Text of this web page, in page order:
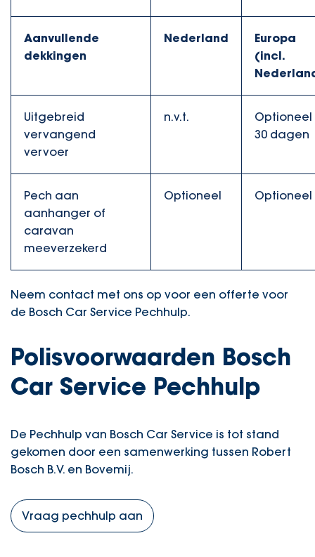
Aanvullende
dekkingen
Nederland
Europa
(incl.
Uitgebreid
vervangend
vervoer
n.v.t.
Optioneel
30 dagen
Pech aan
aanhanger of
caravan
meeverzekerd
Optioneel Optioneel
Neem contact met ons op voor een offerte voor
de Bosch Car Service Pechhulp.
Polisvoorwaarden Bosch
Car Service Pechhulp
De Pechhulp van Bosch Car Service is tot stand
gekomen door een samenwerking tussen Robert
Bosch B.V. en Bovemij.
Vraag pechhulp aan